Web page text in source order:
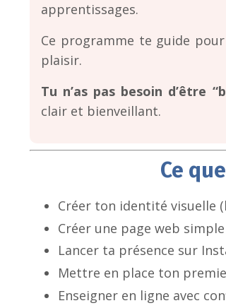
apprentissages.
Ce programme te guide pour
plaisir.
Tu n’as pas besoin d’être
clair et bienveillant.
Ce
Créer ton identité visuelle
Créer une page web
Lancer ta présence sur
Mettre en place ton
Enseigner en ligne avec